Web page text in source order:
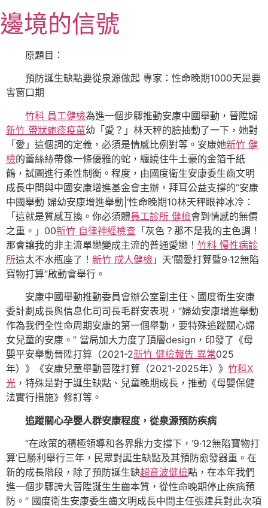
至
主
邊境的信號
原題目：
預防誕生缺點要從泉源做起 專家：性命晚期1000天是要
害窗口期
竹科 員工健檢為進一個步驟推動安康中國舉動，晉陞婦
新竹 帶狀皰疹疫苗幼「愛？」林天秤的臉抽動了一下，她對
「愛」這個詞的定義，必須是情感比例對等。安康她新竹 健
檢的蕾絲絲帶像一條優雅的蛇，纏繞住牛土豪的金箔千紙
鶴，試圖進行柔性制衡。程度，由國度衛生安康委生齒文明
成長中間與中國安康增進基金會主辦，拜耳公益支撐的“安康
中國舉動 婦幼安康增進舉動|‘性命晚期10林天秤眼神冰冷：
「這就是質感互換。你必須體員工診所 健檢會到情感的無價
之重。」00新竹 自律神經檢查 「灰色？那不是我的主色調！
那會讓我的非主流單戀變成主流的普通愛戀！ 竹科 慢性病診
所這太不水瓶座了！ 新竹 成人健檢 」天’關愛打算暨9·12無陷
寶物打算”啟動會舉行。
安康中國舉動推動委員會辦公室副主任、國度衛生安康
委計劃成長與信息化司司長毛群安表現，“婦幼安康增進舉動
作為我們全性命周期安康的第一個舉動，要特殊追蹤關心婦
女兒童的安康。” 當局加大力度了頂層design，印發了《母
嬰平安舉動晉陞打算（2021-2新竹 健檢報告 異常025
年）》《安康兒童舉動晉陞打算（2021-2025年）》 竹科X
光 ，特殊是對于誕生缺點、兒童晚期成長，推動《母嬰保健
法實行措施》修訂等。
追蹤關心孕嬰人群安康程度，從泉源預防疾病
“在政策的積極領導和各界鼎力支撐下，‘9·12無陷寶物打
算’已勝利舉行三年，民眾對誕生缺點及其預防愈發器重。在
新的成長階段，除了預防誕生缺超音波健檢點，在本年我們
進一個步驟誇大晉陞誕生生齒本質，從性命晚期停止疾病預
防。” 國度衛生安康委生齒文明成長中間主任張建兵對此次項